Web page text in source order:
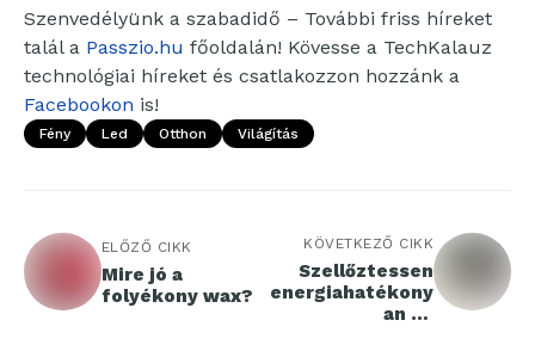
Szenvedélyünk a szabadidő – További friss híreket
talál a Passzio.hu főoldalán! Kövesse a TechKalauz
technológiai híreket és csatlakozzon hozzánk a
Facebookon is!
Fény Led Otthon Világítás
ELŐZŐ CIKK
Mire jó a
folyékony wax?
KÖVETKEZŐ CIKK
Szellőztessen
energiahatékony
an és